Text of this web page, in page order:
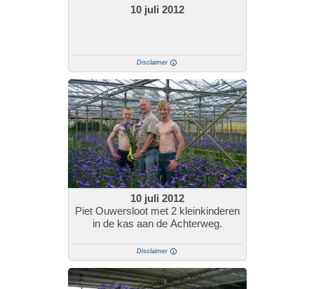
10 juli 2012
Disclaimer
10 juli 2012
Piet Ouwersloot met 2 kleinkinderen
in de kas aan de Achterweg.
Disclaimer